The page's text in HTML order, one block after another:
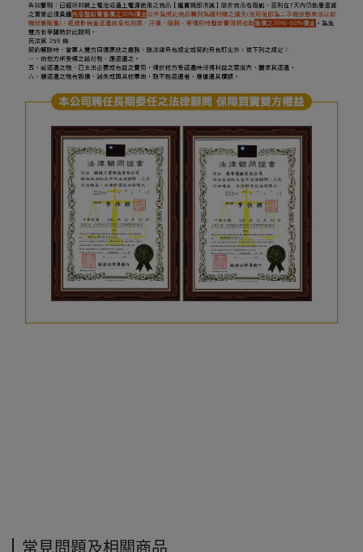
常見問題及相關商品